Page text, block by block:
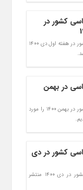
کشور در
پیش بینی هواشناسی کشور در هفته اول دی 1400
در بهمن
پیش بینی هواشناسی کشور در بهمن 1400 را مورد
کشور در دی
پیش بینی هواشناسی کشور در دی 1400 منتشر